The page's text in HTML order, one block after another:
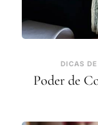
DICAS
Poder de